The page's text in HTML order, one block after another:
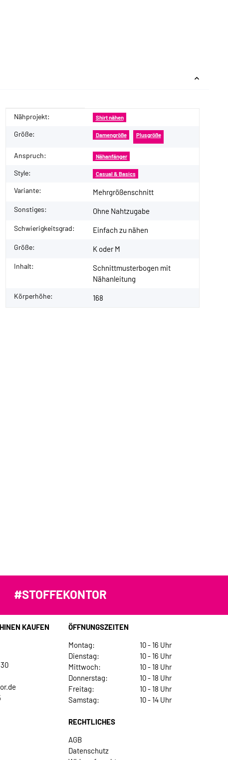
Produkteigenschaft
Wert
Nähprojekt: Shirt nähen
Größe: Damengröße Plusgröße
Anspruch: Nähanfänger
Style: Casual & Basics
Variante: Mehrgrößenschnitt
Sonstiges: Ohne Nahtzugabe
Schwierigkeitsgrad: Einfach zu nähen
Größe: K oder M
Inhalt:
Schnittmusterbogen mit
Nähanleitung
Körperhöhe: 168
#STOFFEKONTOR
KAUFEN
ÖFFNUNGSZEITEN
Montag:
10 - 16 Uhr
Dienstag:
10 - 16 Uhr
Mittwoch:
10 - 18 Uhr
Donnerstag:
10 - 18 Uhr
Freitag:
10 - 18 Uhr
Samstag:
10 - 14 Uhr
RECHTLICHES
AGB
Datenschutz